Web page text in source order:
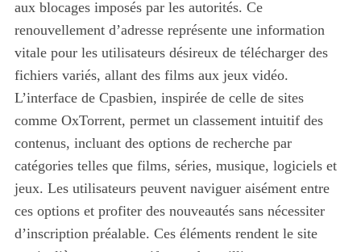
aux blocages imposés par les autorités. Ce
renouvellement d’adresse représente une information
vitale pour les utilisateurs désireux de télécharger des
fichiers variés, allant des films aux jeux vidéo.
L’interface de Cpasbien, inspirée de celle de sites
comme OxTorrent, permet un classement intuitif des
contenus, incluant des options de recherche par
catégories telles que films, séries, musique, logiciels et
jeux. Les utilisateurs peuvent naviguer aisément entre
ces options et profiter des nouveautés sans nécessiter
d’inscription préalable. Ces éléments rendent le site